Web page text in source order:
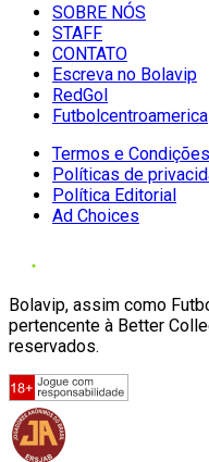
SOBRE NÓS
STAFF
CONTATO
Escreva no Bolavip
RedGol
Futbolcentroamerica
Termos e Condições
Políticas de
Política Editorial
Ad Choices
Bolavip, assim como
pertencente à Better
reservados.